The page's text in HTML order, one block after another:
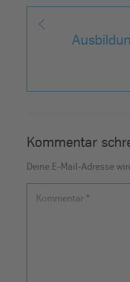
Kommentar
Deine E-Mail-Adresse
Kommentar *